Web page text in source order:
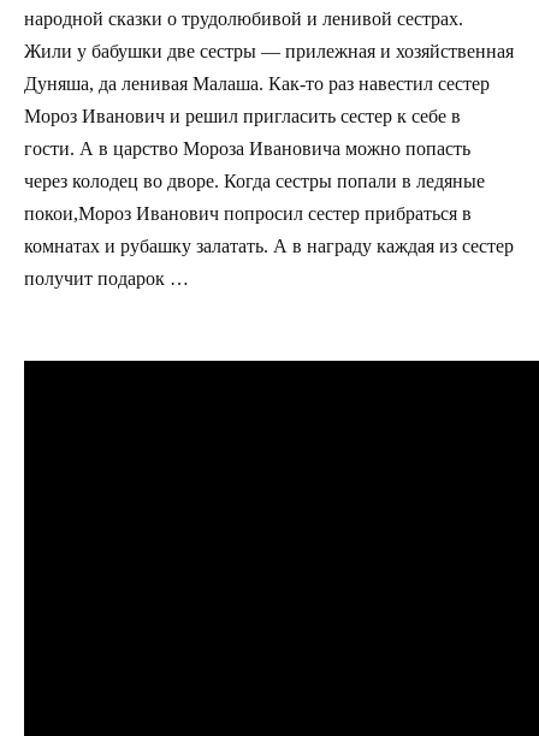
народной сказки о трудолюбивой и ленивой сестрах.
Жили у бабушки две сестры — прилежная и хозяйственная
Дуняша, да ленивая Малаша. Как-то раз навестил сестер
Мороз Иванович и решил пригласить сестер к себе в
гости. А в царство Мороза Ивановича можно попасть
через колодец во дворе. Когда сестры попали в ледяные
покои,Мороз Иванович попросил сестер прибраться в
комнатах и рубашку залатать. А в награду каждая из сестер
получит подарок …